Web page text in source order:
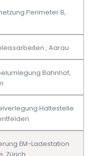
Perimeter B,
, Aarau
Bahnhof,
Haltestelle
EM-Ladestation
Zürich